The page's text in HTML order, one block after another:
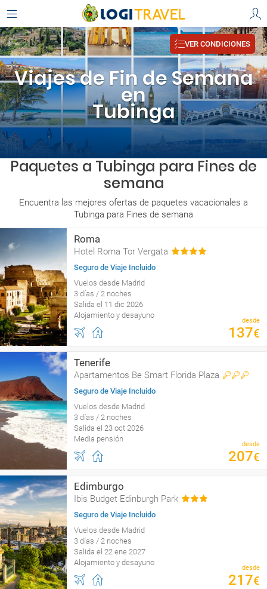
Viajes de Fin de Semana
en
Tubinga
VER CONDICIONES
Paquetes a Tubinga para Fines de
semana
Encuentra las mejores ofertas de paquetes vacacionales a
Tubinga para Fines de semana
Roma
Hotel Roma Tor Vergata
Seguro de Viaje Incluido
Vuelos desde Madrid
3 días / 2 noches
Salida el 11 dic 2026
Alojamiento y desayuno
desde
137€
Tenerife
Apartamentos Be Smart Florida Plaza
Seguro de Viaje Incluido
Vuelos desde Madrid
3 días / 2 noches
Salida el 23 oct 2026
Media pensión
desde
207€
Edimburgo
Ibis Budget Edinburgh Park
Seguro de Viaje Incluido
Vuelos desde Madrid
3 días / 2 noches
Salida el 22 ene 2027
Alojamiento y desayuno
desde
217€